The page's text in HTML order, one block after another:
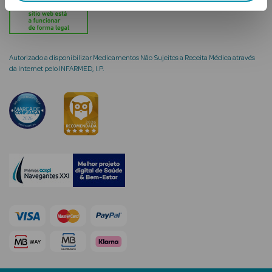
Solares
Autorizado a disponibilizar Medicamentos Não Sujeitos a Receita Médica através
da Internet pelo INFARMED, I.P.